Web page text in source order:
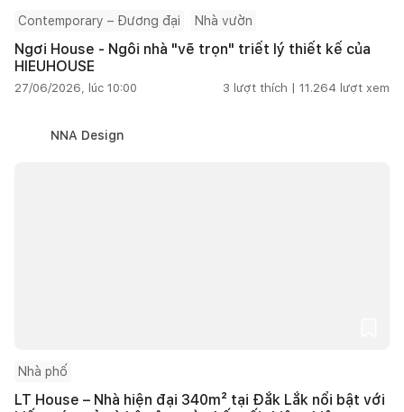
Contemporary – Đương đại Nhà vườn
Ngơi House - Ngôi nhà "vẽ trọn" triết lý thiết kế của
HIEUHOUSE
27/06/2026, lúc 10:00 3 lượt thích | 11.264 lượt xem
NNA Design
Nhà phố
LT House – Nhà hiện đại 340m² tại Đắk Lắk nổi bật với